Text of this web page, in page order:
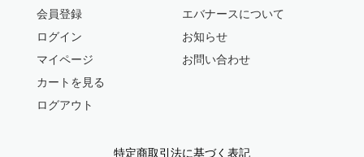
会員登録
ログイン
マイページ
カートを見る
ログアウト
エバナースについて
お知らせ
お問い合わせ
特定商取引法に基づく表記